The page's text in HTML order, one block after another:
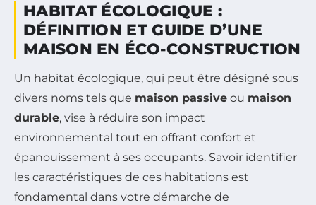
HABITAT ÉCOLOGIQUE :
DÉFINITION ET GUIDE D’UNE
MAISON EN ÉCO-CONSTRUCTION
Un habitat écologique, qui peut être désigné sous
divers noms tels que maison passive ou maison
durable, vise à réduire son impact
environnemental tout en offrant confort et
épanouissement à ses occupants. Savoir identifier
les caractéristiques de ces habitations est
fondamental dans votre démarche de